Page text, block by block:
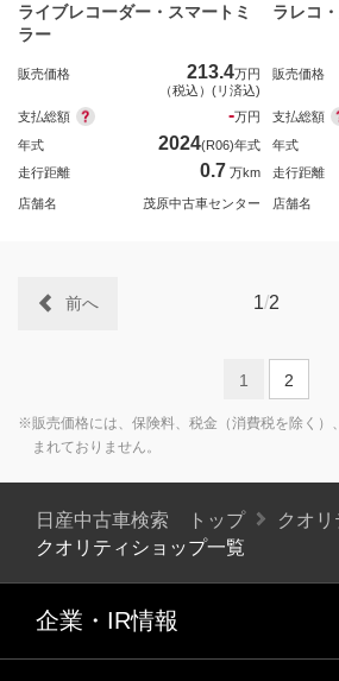
ライブレコーダー・スマートミ
ラー
販売価格 213.4万円
（税込）(リ済込)
支払総額
-万円
年式
2024(R06)年式
走行距離
0.7 万km
店舗名 茂原中古車センター
ラレコ
販売価格
支払総額
年式
走行距離
店舗名
1/2
前へ
1 2
※販売価格には、保険料、税金（消費税を除く）
まれておりません。
日産中古車検索 トップ
クオ
クオリティショップ一覧
企業・IR情報